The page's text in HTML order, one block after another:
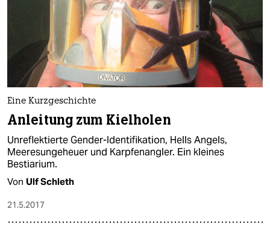
Eine Kurzgeschichte
Anleitung zum Kielholen
Unreflektierte Gender-Identifikation, Hells Angels,
Meeresungeheuer und Karpfenangler. Ein kleines
Bestiarium.
Von Ulf Schleth
21.5.2017